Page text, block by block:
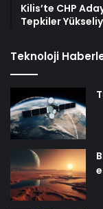
Kilis’te CHP
Tepkiler
Teknoloji